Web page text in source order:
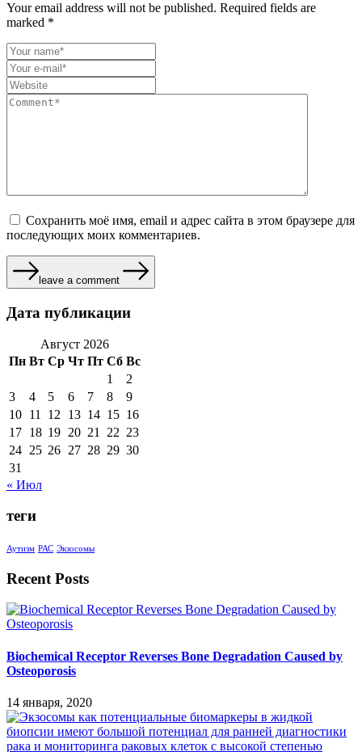
Your email address will not be published. Required fields are
marked *
Сохранить моё имя, email и адрес сайта в этом браузере для
последующих моих комментариев.
leave a comment
Дата публикации
Август 2026
Пн Вт Ср Чт Пт Сб Вс
1
2
3
4 5 6 7 8
9
10 11 12 13 14 15 16
17 18 19 20 21 22 23
24 25 26 27 28 29 30
31
« Июл
теги
Аутизм РАС Экзосомы
Recent Posts
Biochemical Receptor Reverses Bone Degradation Caused by
Osteoporosis
14 января, 2020